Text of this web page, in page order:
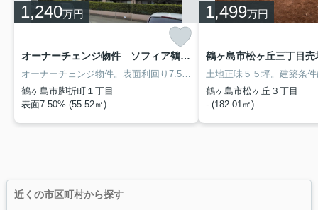
1,240万円
オーナーチェンジ物件 ソフィア鶴ヶ島
オーナーチェンジ物件。表面利回り7.5％です。低金利時代の投資にピッタリです。
鶴ヶ島市脚折町１丁目
表面7.50% (55.52㎡)
1,499万円
鶴ヶ島市松ヶ丘三丁目売
鶴ヶ島市松ヶ丘３丁目
- (182.01㎡)
近くの市区町村から探す